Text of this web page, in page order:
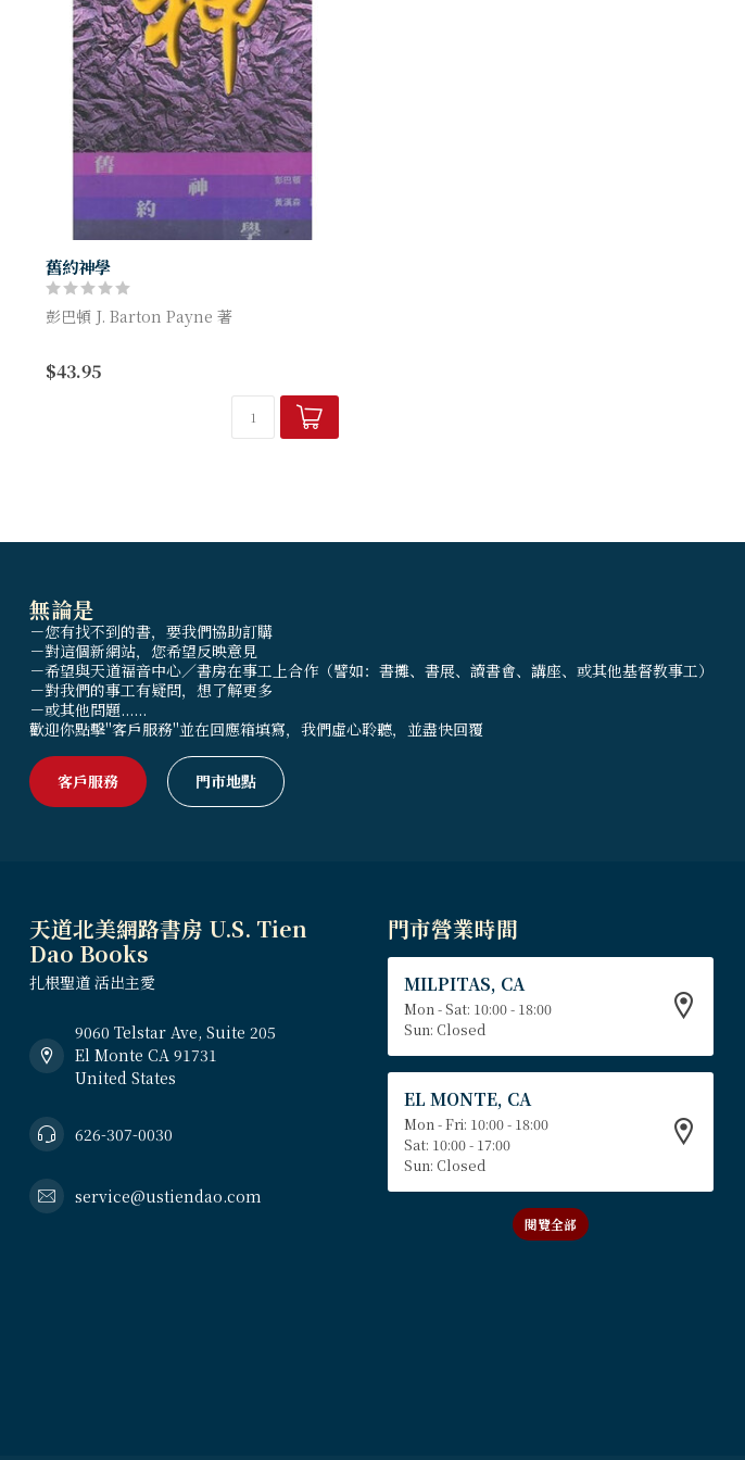
舊約神學
彭巴頓 J. Barton Payne 著
及清晰而有系統的表達，著者使你對舊約的
整體信息，及其與新約的關連，明悉瞭...
$43.95
無論是
－您有找不到的書，要我們協助訂購
－對這個新網站，您希望反映意見
－希望與天道福音中心／書房在事工上合作（譬如：書攤、書展、讀書會、講座、或其他基督教事工）
－對我們的事工有疑問，想了解更多
－或其他問題......
歡迎你點擊"客戶服務"並在回應箱填寫，我們虛心聆聽，並盡快回覆
客戶服務 門市地點
天道北美網路書房 U.S. Tien
Dao Books
扎根聖道 活出主愛
9060 Telstar Ave, Suite 205
El Monte CA 91731
United States
626-307-0030
service@ustiendao.com
門市營業時間
MILPITAS, CA
Mon - Sat: 10:00 - 18:00
Sun: Closed
EL MONTE, CA
Mon - Fri: 10:00 - 18:00
Sat: 10:00 - 17:00
Sun: Closed
閱覽全部